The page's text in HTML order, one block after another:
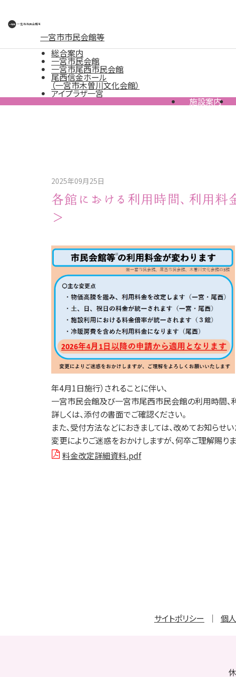
一宮市市民会館等
総合案内
一宮市民会館
一宮市尾西市民会館
尾西信金ホール
（一宮市木曽川文化会館）
アイプラザ一宮
施設案内
各館における利用時間、利用料
＞
2025年09月25日
年4月1日施行）されることに伴い、
一宮市民会館及び一宮市尾西市民会館の利用時間、
詳しくは、添付の書面でご確認ください。
また、受付方法などにおきましては、改めてお知らせい
変更によりご迷惑をおかけしますが、何卒ご理解賜り
料金改定詳細資料.pdf
サイトポリシー 個